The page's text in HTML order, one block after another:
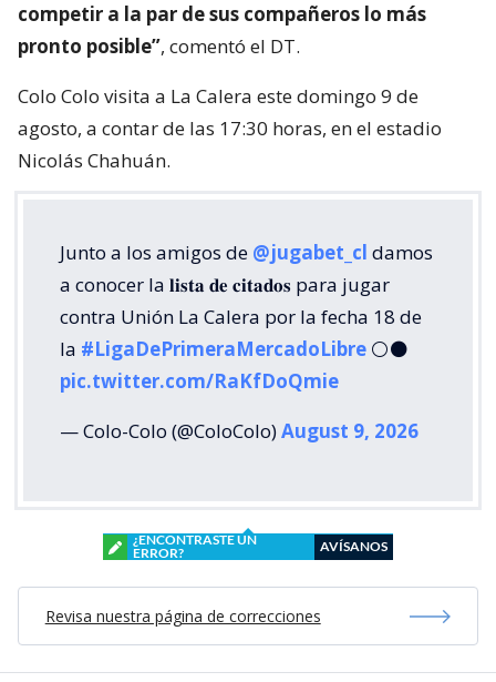
competir a la par de sus compañeros lo más
pronto posible”, comentó el DT.
Colo Colo visita a La Calera este domingo 9 de
agosto, a contar de las 17:30 horas, en el estadio
Nicolás Chahuán.
Junto a los amigos de @jugabet_cl damos
a conocer la 𝐥𝐢𝐬𝐭𝐚 𝐝𝐞 𝐜𝐢𝐭𝐚𝐝𝐨𝐬 para jugar
contra Unión La Calera por la fecha 18 de
la #LigaDePrimeraMercadoLibre ⚪⚫
pic.twitter.com/RaKfDoQmie
— Colo-Colo (@ColoColo)August 9, 2026
¿ENCONTRASTE UN
ERROR?
AVÍSANOS
Revisa nuestra página de correcciones